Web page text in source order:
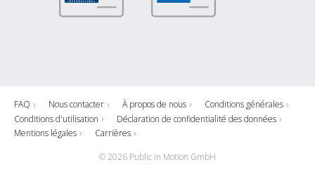
FAQ Nous contacter À propos de nous
Conditions générales
Conditions d'utilisation
Déclaration de confidentialité des données
Mentions légales
Carrières
© 2026 Public in Motion GmbH